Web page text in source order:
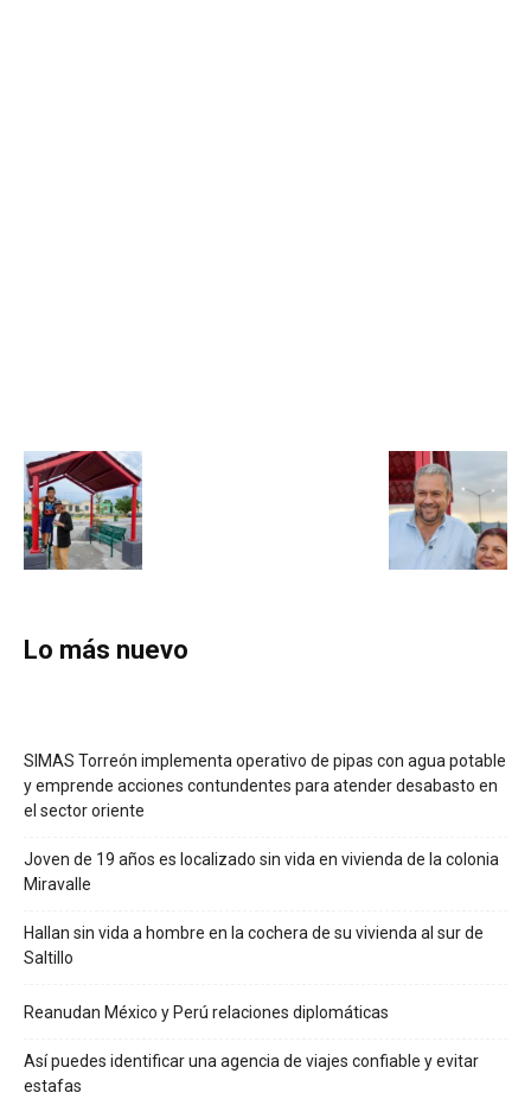
Lo más nuevo
SIMAS Torreón implementa operativo de pipas con agua potable
y emprende acciones contundentes para atender desabasto en
el sector oriente
Joven de 19 años es localizado sin vida en vivienda de la colonia
Miravalle
Hallan sin vida a hombre en la cochera de su vivienda al sur de
Saltillo
Reanudan México y Perú relaciones diplomáticas
Así puedes identificar una agencia de viajes confiable y evitar
estafas